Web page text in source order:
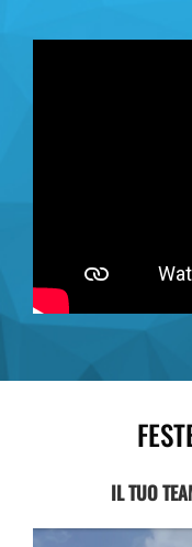
IL TUO